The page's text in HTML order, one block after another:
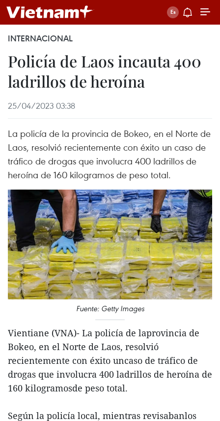
INTERNACIONAL
Policía de Laos incauta 400
ladrillos de heroína
25/04/2023 03:38
La policía de la provincia de Bokeo, en el Norte de
Laos, resolvió recientemente con éxito un caso de
tráfico de drogas que involucra 400 ladrillos de
heroína de 160 kilogramos de peso total.
Fuente: Getty Images
Vientiane (VNA)- La policía de laprovincia de
Bokeo, en el Norte de Laos, resolvió
recientemente con éxito uncaso de tráfico de
drogas que involucra 400 ladrillos de heroína de
160 kilogramosde peso total.
Según la policía local, mientras revisabanlos